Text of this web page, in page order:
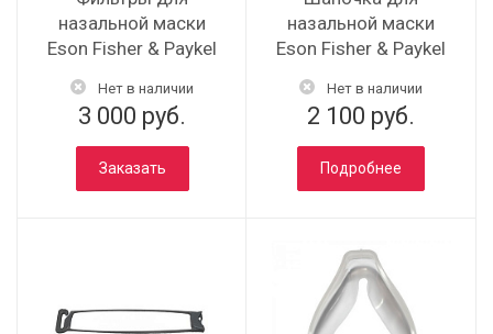
назальной маски
Eson Fisher & Paykel
Нет в наличии
3 000 руб.
Заказать
назальной маски
Eson Fisher & Paykel
Нет в наличии
2 100 руб.
Подробнее